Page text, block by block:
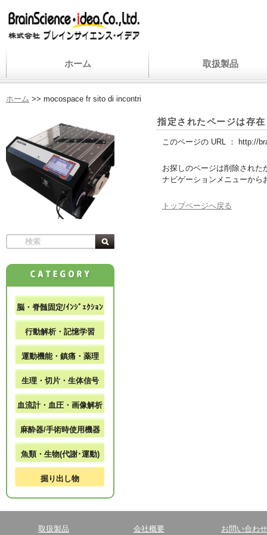
ホーム 取扱製品
ホーム >> mocospace fr sito di incontri
指定されたページは存
このページの URL ： http://
お探しのページは削除された
ナビゲーションメニューから
トップページへ戻る
脳・脊髄固定/ｲﾝｼﾞｪｸｼｮﾝ
行動解析・記憶学習
運動機能・鎮痛・薬理
生理・切片・生体信号
血流計・血圧・画像解析
麻酔器/手術時使用機器
魚類・生物(代謝･運動)
掘り出し物
取扱製品 会社概要 お問い合わせ